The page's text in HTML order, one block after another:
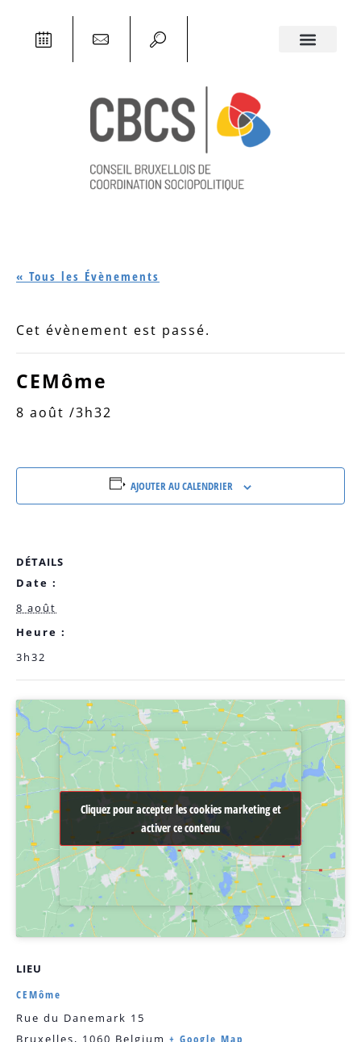
« Tous les Évènements
Cet évènement est passé.
CEMôme
8 août /3h32
AJOUTER AU CALENDRIER
DÉTAILS
Date :
8 août
Heure :
3h32
LIEU
CEMôme
Rue du Danemark 15
Bruxelles, 1060 Belgium + Google Map
Cliquez pour accepter les cookies marketing et
activer ce contenu
Cliquez pour accepter les cookies marketing et
activer ce contenu